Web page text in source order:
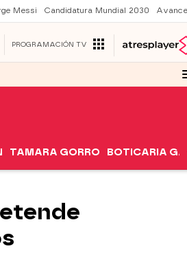
Messi Candidatura Mundial 2030
PROGRAMACIÓN TV
TAMARA GORRO BOTICARIA